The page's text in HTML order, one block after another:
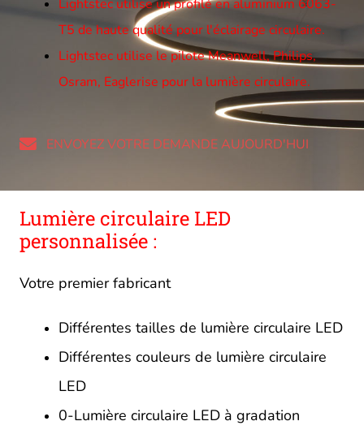
Lightstec utilise un profilé en aluminium 6063-
T5 de haute qualité pour l'éclairage circulaire.
Lightstec utilise le pilote Meanwell, Philips,
Osram, Eaglerise pour la lumière circulaire.
ENVOYEZ VOTRE DEMANDE AUJOURD'HUI
Lumière circulaire LED
personnalisée :
Votre premier fabricant
Différentes tailles de lumière circulaire LED
Différentes couleurs de lumière circulaire
LED
0-Lumière circulaire LED à gradation